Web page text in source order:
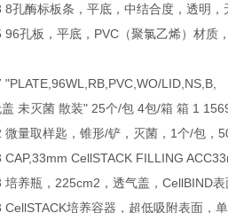
孔酶标板条，平底，中结合度，透明
孔板，平底，PVC（聚氯乙烯）材
LID,NS,B,
未灭菌 散装" 25个/包 4包/箱 箱 1
量取样匙，锥形/铲，灭菌，1个/包，
CellSTACK FILLING
养瓶，225cm2，透气盖，CellBIND
培养容器，超低吸附表面，